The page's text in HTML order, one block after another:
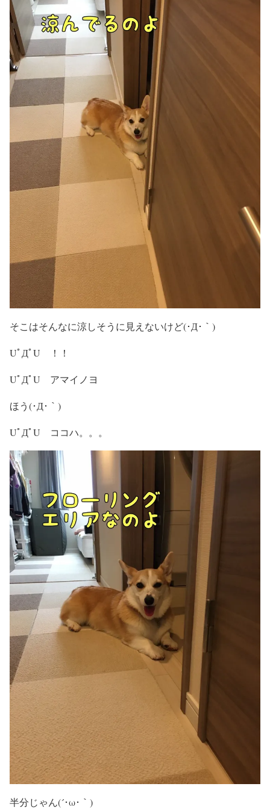
そこはそんなに涼しそうに見えないけど(･Д･｀)
UﾟДﾟU ！！
UﾟДﾟU アマイノヨ
ほう(･Д･｀)
UﾟДﾟU ココハ。。。
半分じゃん(´･ω･｀)